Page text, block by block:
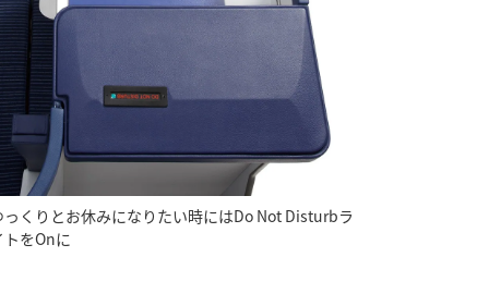
っくりとお休みになりたい時にはDo Not Disturbラ
トをOnに